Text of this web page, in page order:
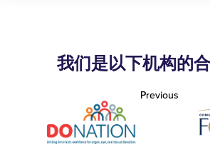
我们是以下机构的
Previous